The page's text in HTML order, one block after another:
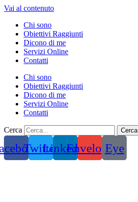
Vai al contenuto
Chi sono
Obiettivi Raggiunti
Dicono di me
Servizi Online
Contatti
Chi sono
Obiettivi Raggiunti
Dicono di me
Servizi Online
Contatti
Cerca Cerca
TwitterLinkedinEnvelopeEye